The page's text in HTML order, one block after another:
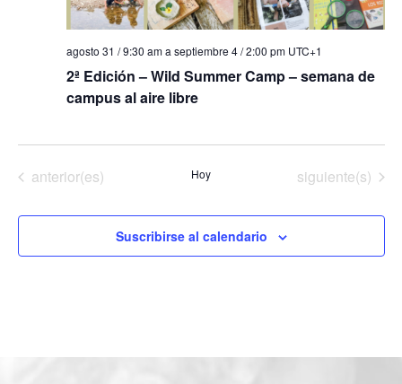
2ª Edición – Wild Summer Camp – semana de
campus al aire libre
agosto 31 / 9:30 ama septiembre 4 / 2:00 pm UTC+1
Eventos
anterior(es) Hoy Eventos
siguiente(s)
Suscribirse al calendario